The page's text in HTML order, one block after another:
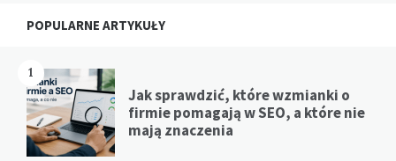
Widgets
POPULARNE ARTYKUŁY
1
Jak sprawdzić, które wzmianki o
firmie pomagają w SEO, a które nie
mają znaczenia